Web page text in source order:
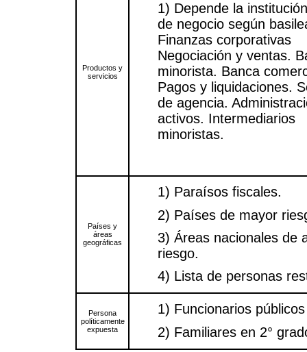
Productos y
servicios
1) Depende la
de negocio según
Finanzas corporativas
Negociación y ventas.
minorista. Banca
Pagos y liquidaciones.
de agencia.
activos. Intermediarios
minoristas.
Países y
áreas
geográficas
1) Paraísos fiscales.
2) Países de mayor
3) Áreas nacionales de
riesgo.
4) Lista de personas
Persona
políticamente
expuesta
1) Funcionarios públicos
2) Familiares en 2°